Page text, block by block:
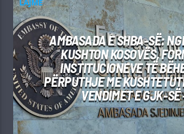
LAJME
AMBASADA E SHBA-SË:
KUSHTON KOSOVËS,
INSTITUCIONEVE TË
PËRPUTHJE ME
VENDIMET E GJK-SË